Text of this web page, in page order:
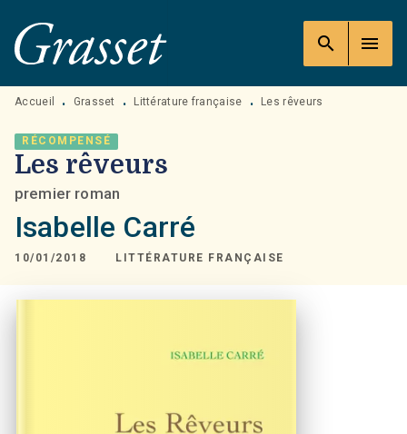
MENU RECHERCHE
PIED DE PAGE
search menu
Accueil • Grasset • Littérature française • Les rêveurs
RÉCOMPENSÉ
Les rêveurs
premier roman
Isabelle Carré
10/01/2018 LITTÉRATURE FRANÇAISE